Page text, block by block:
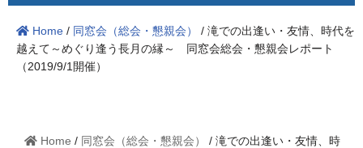
キ
ッ
プ
Home / 同窓会（総会・懇親会） / 滝での出逢い・友情、時代を
越えて～めぐり逢う長月の縁～ 同窓会総会・懇親会レポート
（2019/9/1開催）
Home / 同窓会（総会・懇親会） / 滝での出逢い・友情、時